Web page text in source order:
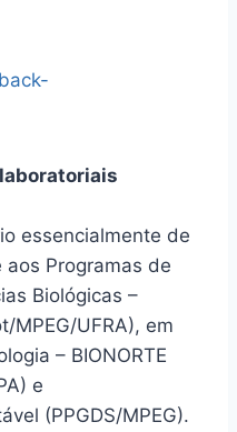
essencialmente de
Programas de
Biológicas –
MPEG/UFRA), em
– BIONORTE
e
(PPGDS/MPEG).